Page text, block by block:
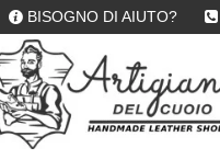
BISOGNO DI AIUTO?